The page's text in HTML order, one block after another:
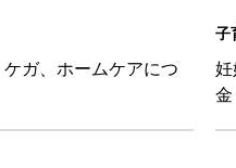
ガ、ホームケアにつ
子